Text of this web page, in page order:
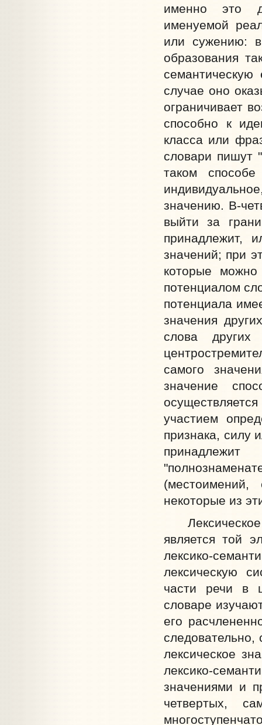
именно это
именуемой
или сужению:
образования
случае оно
ограничивает
способно к
класса или
словари пишут
таком
значению. В-
выйти за
принадлежит,
значений; при
которые
потенциалом
потенциала
значения
слова
самого
значение
участием
признака, силу
(местоимений,
некоторые из
Лексическое
является той
лексико-
лексическую
части речи в
словаре
его
следовательно,
лексическое
лексико-
значениями и
четвертых,